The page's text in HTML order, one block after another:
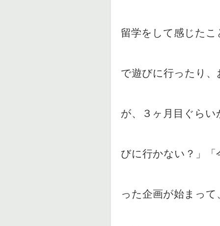
留学をして感じた
で遊びに行ったり
が、３ヶ月目ぐら
びに行かない？」
った企画が始まっ